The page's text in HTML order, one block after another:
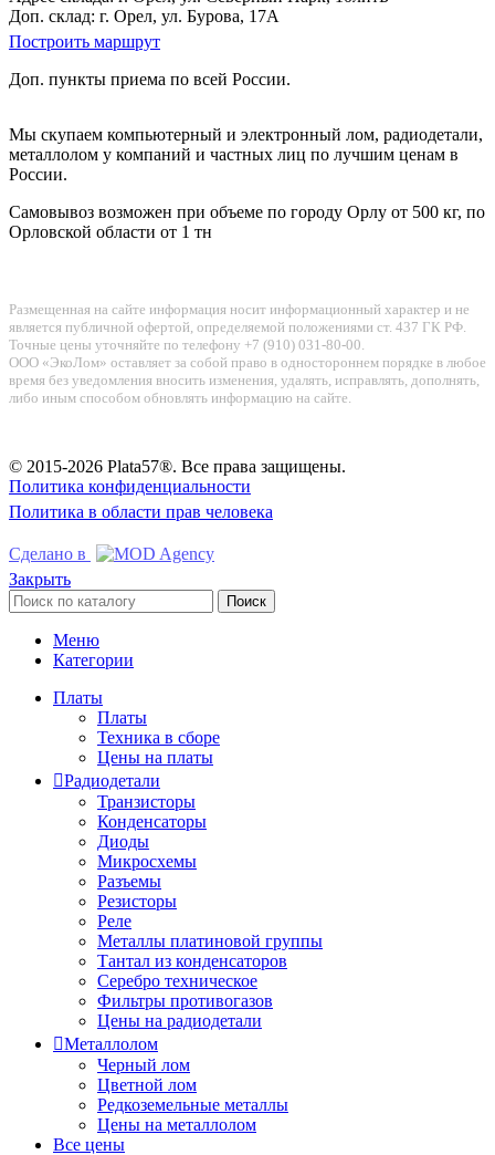
Доп. склад: г. Орел, ул. Бурова, 17А
Построить маршрут
Доп. пункты приема по всей России.
Мы скупаем компьютерный и электронный лом, радиодетали,
металлолом у компаний и частных лиц по лучшим ценам в
России.
Самовывоз возможен при объеме по городу Орлу от 500 кг, по
Орловской области от 1 тн
Размещенная на сайте информация носит информационный характер и не
является публичной офертой, определяемой положениями ст. 437 ГК РФ.
Точные цены уточняйте по телефону +7 (910) 031-80-00.
ООО «ЭкоЛом» оставляет за собой право в одностороннем порядке в любое
время без уведомления вносить изменения, удалять, исправлять, дополнять,
либо иным способом обновлять информацию на сайте.
© 2015-2026 Plata57®. Все права защищены.
Политика конфиденциальности
Политика в области прав человека
Сделано в
Закрыть
Поиск
Меню
Категории
Платы
Платы
Техника в сборе
Цены на платы
Радиодетали
Транзисторы
Конденсаторы
Диоды
Микросхемы
Разъемы
Резисторы
Реле
Металлы платиновой группы
Тантал из конденсаторов
Серебро техническое
Фильтры противогазов
Цены на радиодетали
Металлолом
Черный лом
Цветной лом
Редкоземельные металлы
Цены на металлолом
Все цены